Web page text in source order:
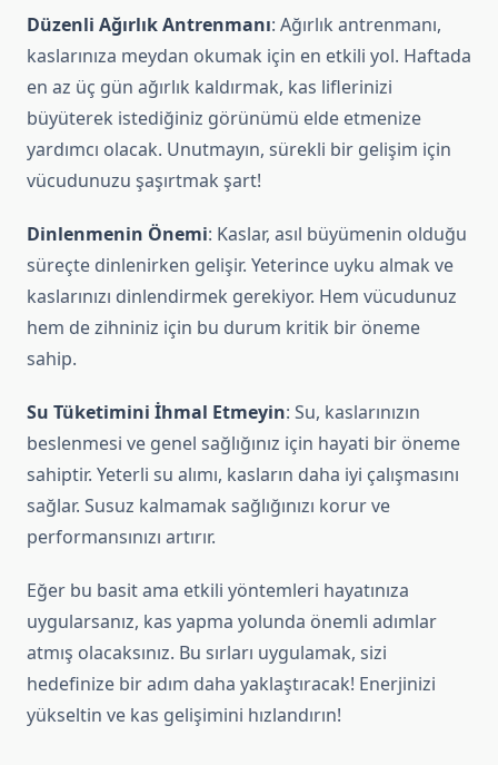
Düzenli Ağırlık Antrenmanı: Ağırlık antrenmanı,
kaslarınıza meydan okumak için en etkili yol. Haftada
en az üç gün ağırlık kaldırmak, kas liflerinizi
büyüterek istediğiniz görünümü elde etmenize
yardımcı olacak. Unutmayın, sürekli bir gelişim için
vücudunuzu şaşırtmak şart!
Dinlenmenin Önemi: Kaslar, asıl büyümenin olduğu
süreçte dinlenirken gelişir. Yeterince uyku almak ve
kaslarınızı dinlendirmek gerekiyor. Hem vücudunuz
hem de zihniniz için bu durum kritik bir öneme
sahip.
Su Tüketimini İhmal Etmeyin: Su, kaslarınızın
beslenmesi ve genel sağlığınız için hayati bir öneme
sahiptir. Yeterli su alımı, kasların daha iyi çalışmasını
sağlar. Susuz kalmamak sağlığınızı korur ve
performansınızı artırır.
Eğer bu basit ama etkili yöntemleri hayatınıza
uygularsanız, kas yapma yolunda önemli adımlar
atmış olacaksınız. Bu sırları uygulamak, sizi
hedefinize bir adım daha yaklaştıracak! Enerjinizi
yükseltin ve kas gelişimini hızlandırın!